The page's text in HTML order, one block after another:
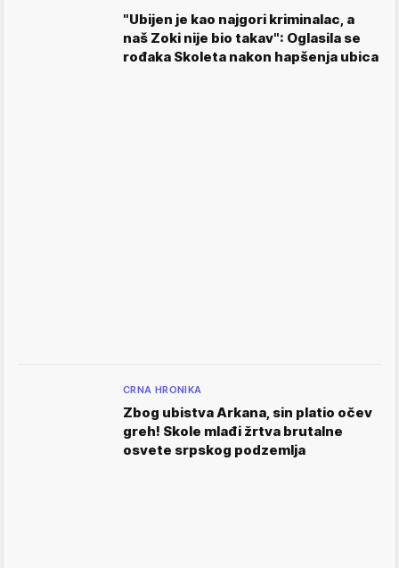
"Ubijen je kao najgori kriminalac, a
naš Zoki nije bio takav": Oglasila se
rođaka Skoleta nakon hapšenja ubica
CRNA HRONIKA
Zbog ubistva Arkana, sin platio očev
greh! Skole mlađi žrtva brutalne
osvete srpskog podzemlja